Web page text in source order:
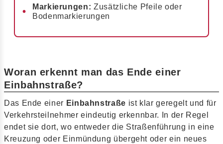
Markierungen: Zusätzliche Pfeile oder
Bodenmarkierungen
Woran erkennt man das Ende einer
Einbahnstraße?
Das Ende einer Einbahnstraße ist klar geregelt und für
Verkehrsteilnehmer eindeutig erkennbar. In der Regel
endet sie dort, wo entweder die Straßenführung in eine
Kreuzung oder Einmündung übergeht oder ein neues